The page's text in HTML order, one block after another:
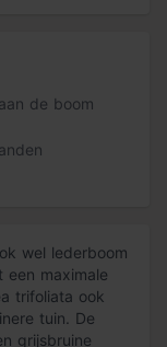
de boom
wel lederboom
een maximale
trifoliata ook
tuin. De
grijsbruine